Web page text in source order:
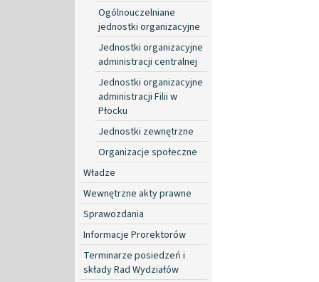
Ogólnouczelniane
jednostki organizacyjne
Jednostki organizacyjne
administracji centralnej
Jednostki organizacyjne
administracji Filii w
Płocku
Jednostki zewnętrzne
Organizacje społeczne
Władze
Wewnętrzne akty prawne
Sprawozdania
Informacje Prorektorów
Terminarze posiedzeń i
składy Rad Wydziałów